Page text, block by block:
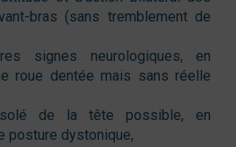
bras (sans tremblement de
signes neurologiques, en
roue dentée mais sans réelle
de la tête possible, en
posture dystonique,